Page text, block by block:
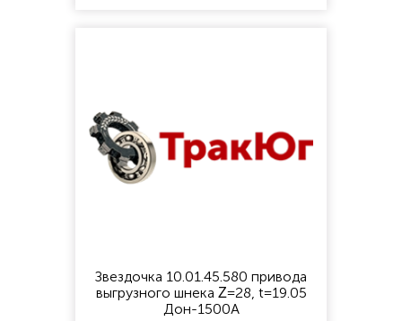
Звездочка 10.01.45.580 привода
выгрузного шнека Ζ=28, t=19.05
Дон-1500А